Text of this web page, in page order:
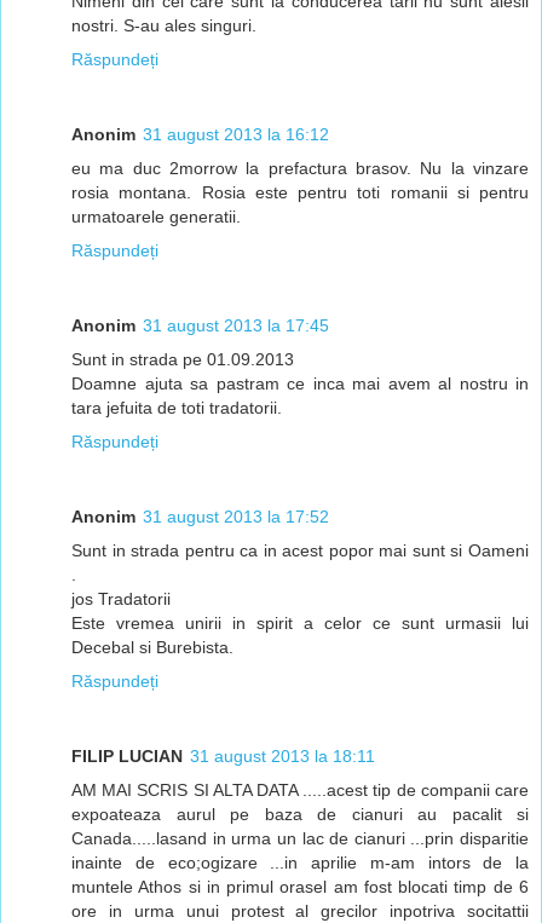
nostri. S-au ales singuri.
Răspundeți
Anonim 31 august 2013 la 16:12
eu ma duc 2morrow la prefactura brasov. Nu la vinzare
rosia montana. Rosia este pentru toti romanii si pentru
urmatoarele generatii.
Răspundeți
Anonim 31 august 2013 la 17:45
Sunt in strada pe 01.09.2013
Doamne ajuta sa pastram ce inca mai avem al nostru in
tara jefuita de toti tradatorii.
Răspundeți
Anonim 31 august 2013 la 17:52
Sunt in strada pentru ca in acest popor mai sunt si Oameni
jos Tradatorii
Este vremea unirii in spirit a celor ce sunt urmasii lui
Decebal si Burebista.
Răspundeți
FILIP LUCIAN 31 august 2013 la 18:11
AM MAI SCRIS SI ALTA DATA .....acest tip de companii care
expoateaza aurul pe baza de cianuri au pacalit si
Canada.....lasand in urma un lac de cianuri ...prin disparitie
inainte de eco;ogizare ...in aprilie m-am intors de la
muntele Athos si in primul orasel am fost blocati timp de 6
ore in urma unui protest al grecilor inpotriva socitattii